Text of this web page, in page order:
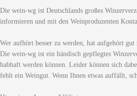
Die wein-wg ist Deutschlands großes
informieren und mit den Weinproduzenten
Wer aufhört besser zu werden, hat aufgehört gut
Die wein-wg ist ein händisch gepflegtes
habhaft werden können. Leider können sich
fehlt ein Weingut. Wenn Ihnen etwas auffällt,